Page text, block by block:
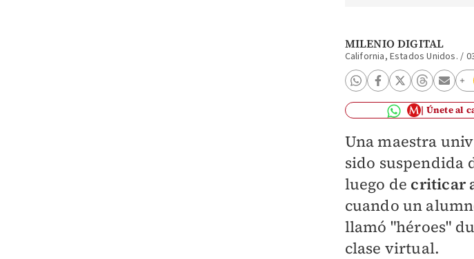
MILENIO DIGITAL
California, Estados Unidos. /
Únete al
Una maestra
sido suspendida
luego de criticar
cuando un
llamó "héroes"
clase virtual.